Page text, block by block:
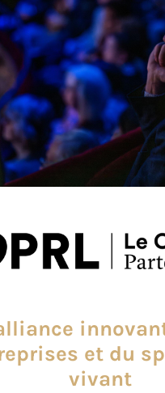
NOUS SOUTENIR
et du
vivant